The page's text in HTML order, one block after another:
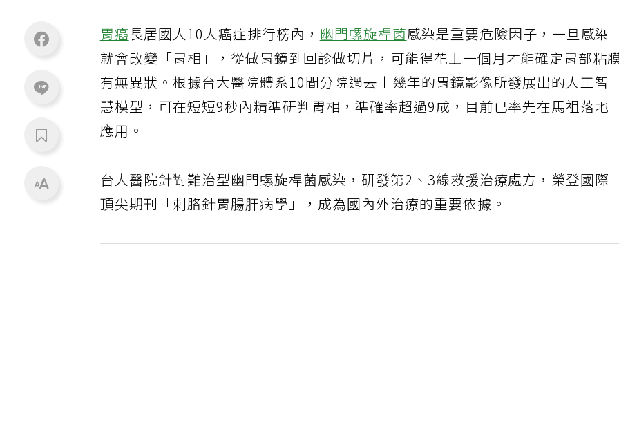
胃癌長居國人10大癌症排行榜內，幽門螺旋桿菌感染是重要危險因子，一旦感染
就會改變「胃相」，從做胃鏡到回診做切片，可能得花上一個月才能確定胃部粘
有無異狀。根據台大醫院體系10間分院過去十幾年的胃鏡影像所發展出的人工智
慧模型，可在短短9秒內精準研判胃相，準確率超過9成，目前已率先在馬祖落地
應用。
台大醫院針對難治型幽門螺旋桿菌感染，研發第2、3線救援治療處方，榮登國際
頂尖期刊「刺胳針胃腸肝病學」，成為國內外治療的重要依據。